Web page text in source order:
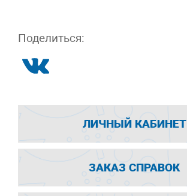
Поделиться:
ЛИЧНЫЙ КАБИНЕТ
ЗАКАЗ СПРАВОК